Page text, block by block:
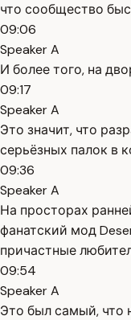
что сообщество
09:06
Speaker A
И более того, на
09:17
Speaker A
Это значит, что
серьёзных палок в
09:36
Speaker A
На просторах
фанатский мод
причастные
09:54
Speaker A
Это был самый, что